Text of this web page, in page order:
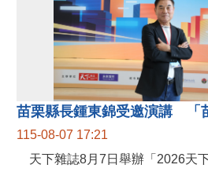
115-08-07 17:21
天下雜誌8月7日舉辦「2026天